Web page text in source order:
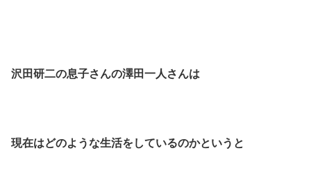
沢田研二の息子さんの澤田一人さんは
現在はどのような生活をしているのかというと